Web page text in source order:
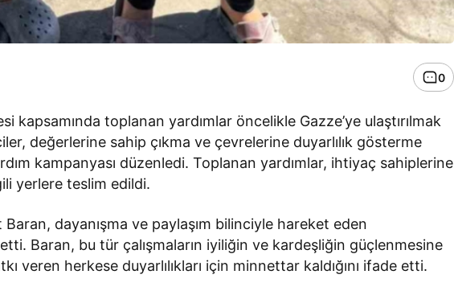
0
kapsamında toplanan yardımlar öncelikle Gazze’ye ulaştırılmak
değerlerine sahip çıkma ve çevrelerine duyarlılık gösterme
kampanyası düzenledi. Toplanan yardımlar, ihtiyaç sahiplerine
yerlere teslim edildi.
dayanışma ve paylaşım bilinciyle hareket eden
Baran, bu tür çalışmaların iyiliğin ve kardeşliğin güçlenmesine
veren herkese duyarlılıkları için minnettar kaldığını ifade etti.